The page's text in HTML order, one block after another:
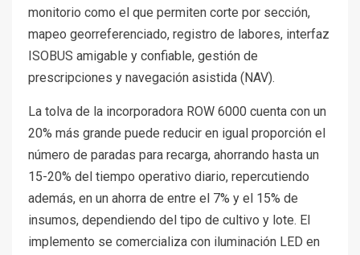
monitorio como el que permiten corte por sección,
mapeo georreferenciado, registro de labores, interfaz
ISOBUS amigable y confiable, gestión de
prescripciones y navegación asistida (NAV).
La tolva de la incorporadora ROW 6000 cuenta con un
20% más grande puede reducir en igual proporción el
número de paradas para recarga, ahorrando hasta un
15-20% del tiempo operativo diario, repercutiendo
además, en un ahorra de entre el 7% y el 15% de
insumos, dependiendo del tipo de cultivo y lote. El
implemento se comercializa con iluminación LED en